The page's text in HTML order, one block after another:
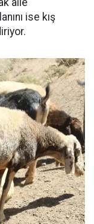
aile
ise kış